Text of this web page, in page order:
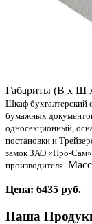
Габариты (В х Ш
Шкаф бухгалтерский
бумажных
односекционный,
постановки и
замок ЗАО «Про-Сам»
производителя.
Цена: 6435 руб.
Наша